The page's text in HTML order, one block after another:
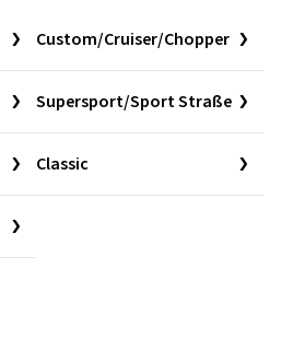
Custom/Cruiser/Chopper
Supersport/Sport Straße
Classic